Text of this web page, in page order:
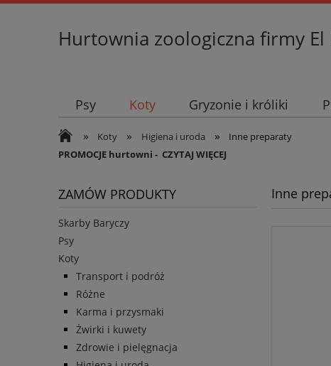
Hurtownia zoologiczna firmy El
Psy Koty Gryzonie i króliki
» Koty » Higiena i uroda »
Inne preparaty
PROMOCJE hurtowni - CZYTAJ WIĘCEJ
ZAMÓW PRODUKTY
Skarby Baryczy
Psy
Koty
Transport i podróż
Różne
Karma i przysmaki
Żwirki i kuwety
Zdrowie i pielęgnacja
Inne